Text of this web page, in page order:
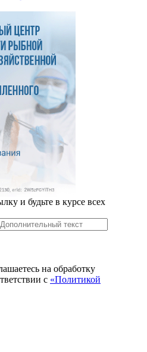
и будьте в курсе всех
на обработку
с «Политикой